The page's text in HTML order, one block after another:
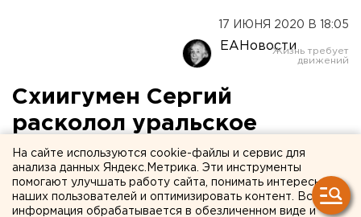
17 ИЮНЯ 2020 В 18:05
ЕАНовости
Схиигумен Сергий
расколол уральское
казачество
На сайте используются cookie-файлы и сервис для
анализа данных Яндекс.Метрика. Эти инструменты
помогают улучшать работу сайта, понимать интересы
наших пользователей и оптимизировать контент. Вся
информация обрабатывается в обезличенном виде и